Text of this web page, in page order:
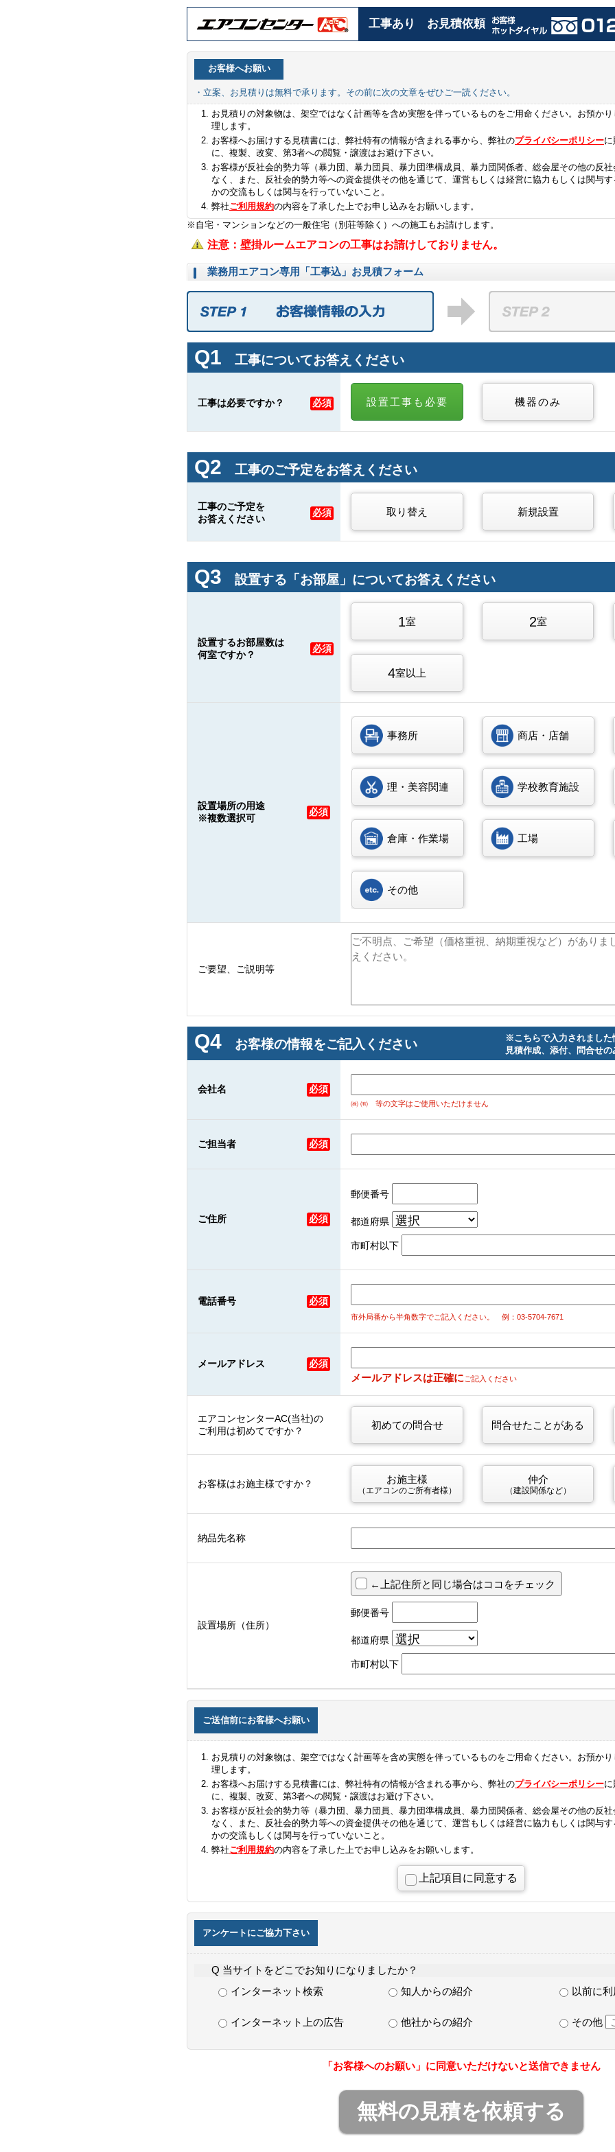
工事あり お見積依頼
お客様へお願い
・立案、お見積りは無料で承ります。その前に次の文章をぜひご一読ください。
お見積りの対象物は、架空ではなく計画等を含め実態を伴っているものをご用命ください。お預か
理します。
お客様へお届けする見積書には、弊社特有の情報が含まれる事から、弊社のプライバシーポリシー
に、複製、改変、第3者への閲覧・譲渡はお避け下さい。
お客様が反社会的勢力等（暴力団、暴力団員、暴力団準構成員、暴力団関係者、総会屋その他の反
なく、また、反社会的勢力等への資金提供その他を通じて、運営もしくは経営に協力もしくは関与
かの交流もしくは関与を行っていないこと。
弊社ご利用規約の内容を了承した上でお申し込みをお願いします。
※自宅・マンションなどの一般住宅（別荘等除く）への施工もお請けします。
注意：壁掛ルームエアコンの工事はお請けしておりません。
業務用エアコン専用「工事込」お見積フォーム
Q1 工事についてお答えください
工事は必要ですか？ 必須 設置工事も必要 機器のみ
Q2 工事のご予定をお答えください
工事のご予定を
お答えください
必須 取り替え 新規設置
Q3 設置する「お部屋」についてお答えください
設置するお部屋数は
何室ですか？
必須
1室 2室
4室以上
設置場所の用途
※複数選択可
必須
事務所 商店・店舗
理・美容関連 学校教育施設
倉庫・作業場 工場
その他
ご要望、ご説明等
Q4 お客様の情報をご記入ください
※こちらで入力されました
見積作成、添付、問合せ
会社名 必須
㈱ ㈲ 等の文字はご使用いただけません
ご担当者 必須
ご住所 必須
郵便番号
都道府県
市町村以下
電話番号 必須
市外局番から半角数字でご記入ください。 例：03-5704-7671
メールアドレス 必須
メールアドレスは正確に ご記入ください
エアコンセンターAC(当社)の
ご利用は初めてですか？
初めての問合せ 問合せたことがある
お客様はお施主様ですか？ お施主様
（エアコンのご所有者様）
仲介
（建設関係など）
納品先名称
設置場所（住所）
←上記住所と同じ場合はココをチェック
郵便番号
都道府県
市町村以下
ご送信前にお客様へお願い
お見積りの対象物は、架空ではなく計画等を含め実態を伴っているものをご用命ください。お預か
理します。
お客様へお届けする見積書には、弊社特有の情報が含まれる事から、弊社のプライバシーポリシー
に、複製、改変、第3者への閲覧・譲渡はお避け下さい。
お客様が反社会的勢力等（暴力団、暴力団員、暴力団準構成員、暴力団関係者、総会屋その他の反
なく、また、反社会的勢力等への資金提供その他を通じて、運営もしくは経営に協力もしくは関与
かの交流もしくは関与を行っていないこと。
弊社ご利用規約の内容を了承した上でお申し込みをお願いします。
上記項目に同意する
アンケートにご協力下さい
Q 当サイトをどこでお知りになりましたか？
インターネット検索
知人からの紹介 以前に
インターネット上の広告 他社からの紹介 その他
「お客様へのお願い」に同意いただけないと送信できません